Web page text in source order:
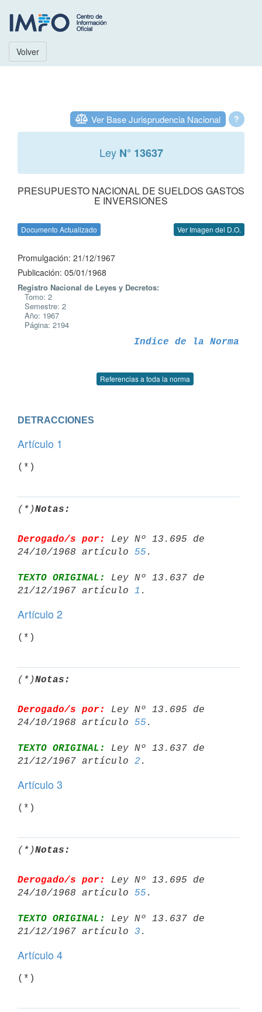
Volver
?
Ver Base Jurisprudencia Nacional
Ley N° 13637
PRESUPUESTO NACIONAL DE SUELDOS GASTOS
E INVERSIONES
Documento Actualizado Ver Imagen del D.O.
Promulgación: 21/12/1967
Publicación: 05/01/1968
Registro Nacional de Leyes y Decretos:
Tomo: 2
Semestre: 2
Año: 1967
Página: 2194
Indice de la Norma
Referencias a toda la norma
DETRACCIONES
Artículo 1
(*)
(*)Notas:
Derogado/s por:
Ley Nº 13.695 de
24/10/1968 artículo 55
TEXTO ORIGINAL:
Ley Nº 13.637 de
21/12/1967 artículo 1
Artículo 2
(*)
(*)Notas:
Derogado/s por:
Ley Nº 13.695 de
24/10/1968 artículo 55
TEXTO ORIGINAL:
Ley Nº 13.637 de
21/12/1967 artículo 2
Artículo 3
(*)
(*)Notas:
Derogado/s por:
Ley Nº 13.695 de
24/10/1968 artículo 55
TEXTO ORIGINAL:
Ley Nº 13.637 de
21/12/1967 artículo 3
Artículo 4
(*)